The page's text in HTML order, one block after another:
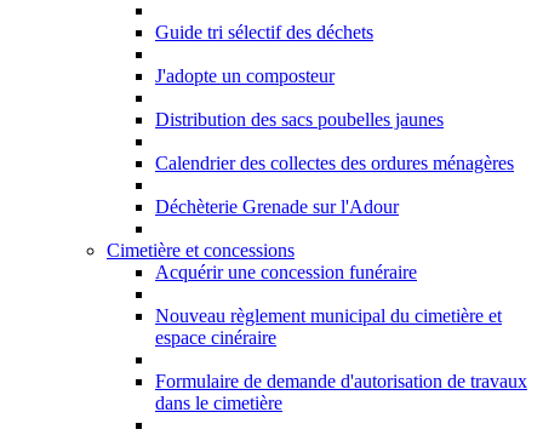
Guide tri sélectif des déchets
J'adopte un composteur
Distribution des sacs poubelles jaunes
Calendrier des collectes des ordures ménagères
Déchèterie Grenade sur l'Adour
Cimetière et concessions
Acquérir une concession funéraire
Nouveau règlement municipal du cimetière et
espace cinéraire
Formulaire de demande d'autorisation de travaux
dans le cimetière